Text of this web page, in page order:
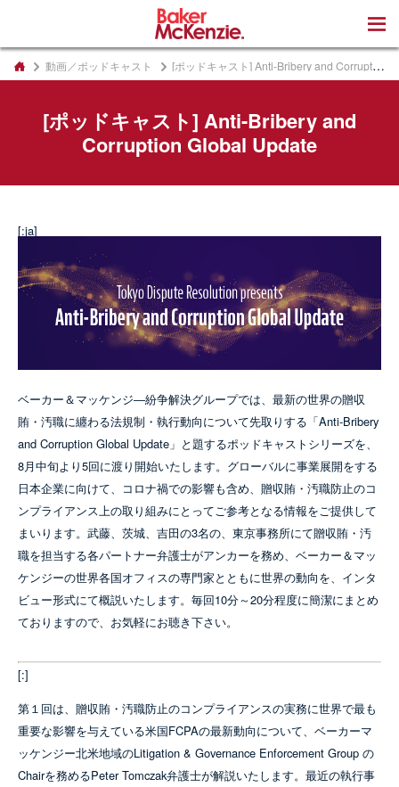
動画／ポッドキャスト [ポッドキャスト] Anti-Bribery and Corruption Global Update
[ポッドキャスト] Anti-Bribery and
Corruption Global Update
[:ja]
ベーカー＆マッケンジ―紛争解決グループでは、最新の世界の贈収
賄・汚職に纏わる法規制・執行動向について先取りする「Anti-Bribery
and Corruption Global Update」と題するポッドキャストシリーズを、
8月中旬より5回に渡り開始いたします。グローバルに事業展開をする
日本企業に向けて、コロナ禍での影響も含め、贈収賄・汚職防止のコ
ンプライアンス上の取り組みにとってご参考となる情報をご提供して
まいります。武藤、茨城、吉田の3名の、東京事務所にて贈収賄・汚
職を担当する各パートナー弁護士がアンカーを務め、ベーカー＆マッ
ケンジーの世界各国オフィスの専門家とともに世界の動向を、インタ
ビュー形式にて概説いたします。毎回10分～20分程度に簡潔にまとめ
ておりますので、お気軽にお聴き下さい。
[:]
第１回は、贈収賄・汚職防止のコンプライアンスの実務に世界で最も
重要な影響を与えている米国FCPAの最新動向について、ベーカーマ
ッケンジー北米地域のLitigation & Governance Enforcement Group の
Chairを務めるPeter Tomczak弁護士が解説いたします。最近の執行事